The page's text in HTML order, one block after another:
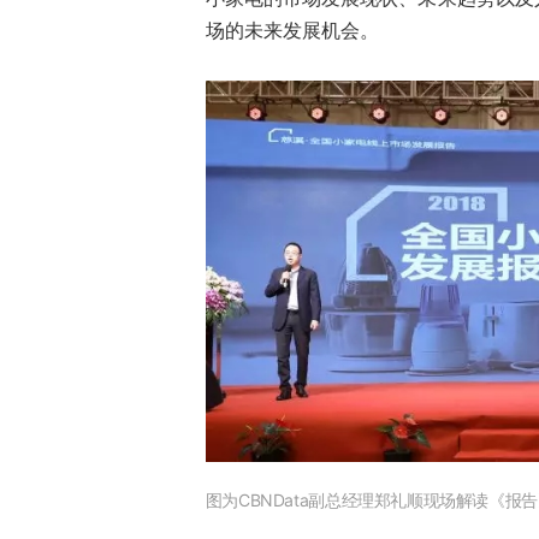
场的未来发展机会。
图为CBNData副总经理郑礼顺现场解读《报